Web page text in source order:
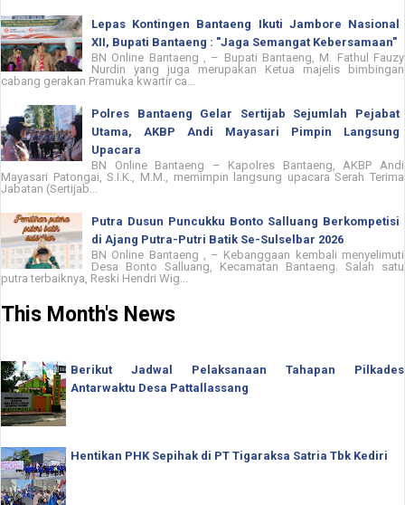
Lepas Kontingen Bantaeng Ikuti Jambore Nasional
XII, Bupati Bantaeng : "Jaga Semangat Kebersamaan"
BN Online Bantaeng , – Bupati Bantaeng, M. Fathul Fauzy
Nurdin yang juga merupakan Ketua majelis bimbingan
cabang gerakan Pramuka kwartir ca...
Polres Bantaeng Gelar Sertijab Sejumlah Pejabat
Utama, AKBP Andi Mayasari Pimpin Langsung
Upacara
BN Online Bantaeng – Kapolres Bantaeng, AKBP Andi
Mayasari Patongai, S.I.K., M.M., memimpin langsung upacara Serah Terima
Jabatan (Sertijab...
Putra Dusun Puncukku Bonto Salluang Berkompetisi
di Ajang Putra-Putri Batik Se-Sulselbar 2026
BN Online Bantaeng , – Kebanggaan kembali menyelimuti
Desa Bonto Salluang, Kecamatan Bantaeng. Salah satu
putra terbaiknya, Reski Hendri Wig...
This Month's News
Berikut Jadwal Pelaksanaan Tahapan Pilkades
Antarwaktu Desa Pattallassang
Hentikan PHK Sepihak di PT Tigaraksa Satria Tbk Kediri